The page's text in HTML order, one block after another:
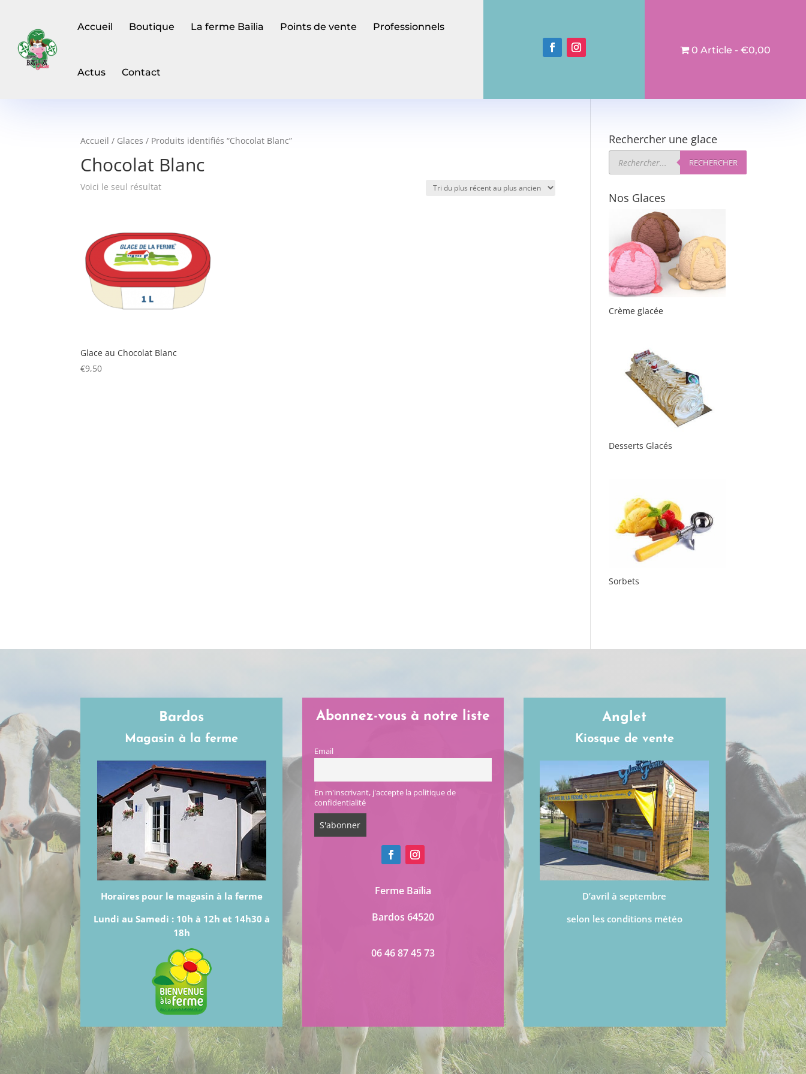
Accueil Boutique La ferme Baïlia Points de vente Professionnels
Actus Contact
0 Article €0,00
Accueil / Glaces / Produits identifiés “Chocolat Blanc”
Chocolat Blanc
Voici le seul résultat
Glace au Chocolat Blanc
€9,50
Rechercher une glace
Recherche
produits
RECHERCHER
Nos Glaces
Crème glacée
Desserts Glacés
Sorbets
Bardos
Magasin à la ferme
Horaires pour le magasin à la ferme
Lundi au Samedi : 10h à 12h et 14h30 à
18h
Abonnez-vous à notre liste
Email
En m'inscrivant, j'accepte la politique de
confidentialité
Ferme Baïlia
Bardos 64520
06 46 87 45 73
Anglet
Kiosque de vente
D’avril à septembre
selon les conditions météo